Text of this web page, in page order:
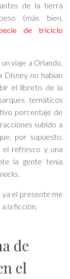
de la tierra
(más bien,
de triciclo
viaje a Orlando,
Disney no habían
el libreto de la
temáticos
porcentaje de
subido a
por supuesto,
refresco y una
la gente tenía
.
ya el presente me
la ficción.
de
el